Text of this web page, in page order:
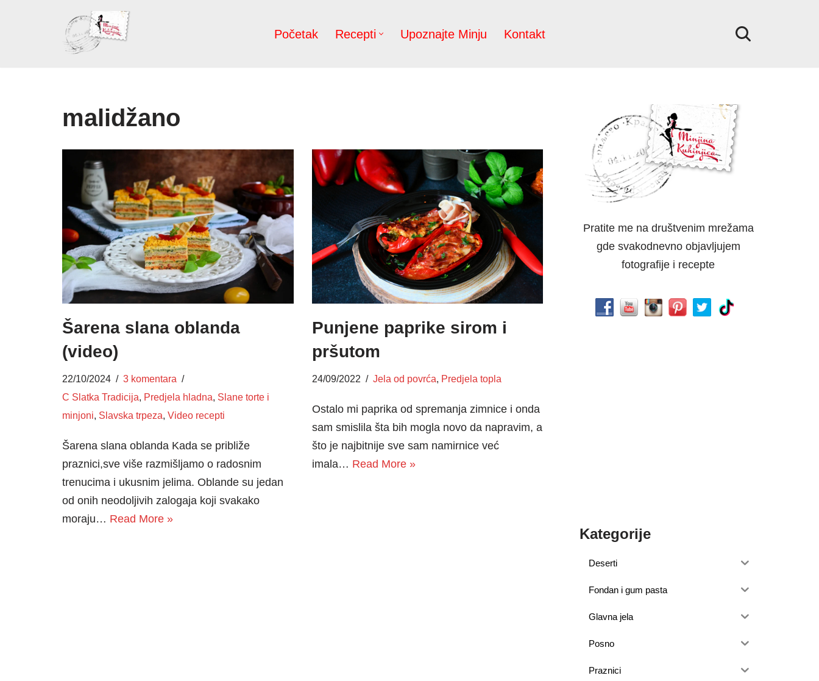
Početak Recepti Upoznajte Minju Kontakt
malidžano
Šarena slana oblanda
(video)
22/10/2024
3 komentara
C Slatka Tradicija, Predjela hladna, Slane torte i
minjoni, Slavska trpeza, Video recepti
Šarena slana oblanda Kada se približe
praznici,sve više razmišljamo o radosnim
trenucima i ukusnim jelima. Oblande su jedan
od onih neodoljivih zalogaja koji svakako
moraju… Read More »
Punjene paprike sirom i
pršutom
24/09/2022 Jela od povrća, Predjela topla
Ostalo mi paprika od spremanja zimnice i onda
sam smislila šta bih mogla novo da napravim, a
što je najbitnije sve sam namirnice već
imala… Read More »
Pratite me na društvenim mrežama
gde svakodnevno objavljujem
fotografije i recepte
Kategorije
Deserti
Fondan i gum pasta
Glavna jela
Posno
Praznici